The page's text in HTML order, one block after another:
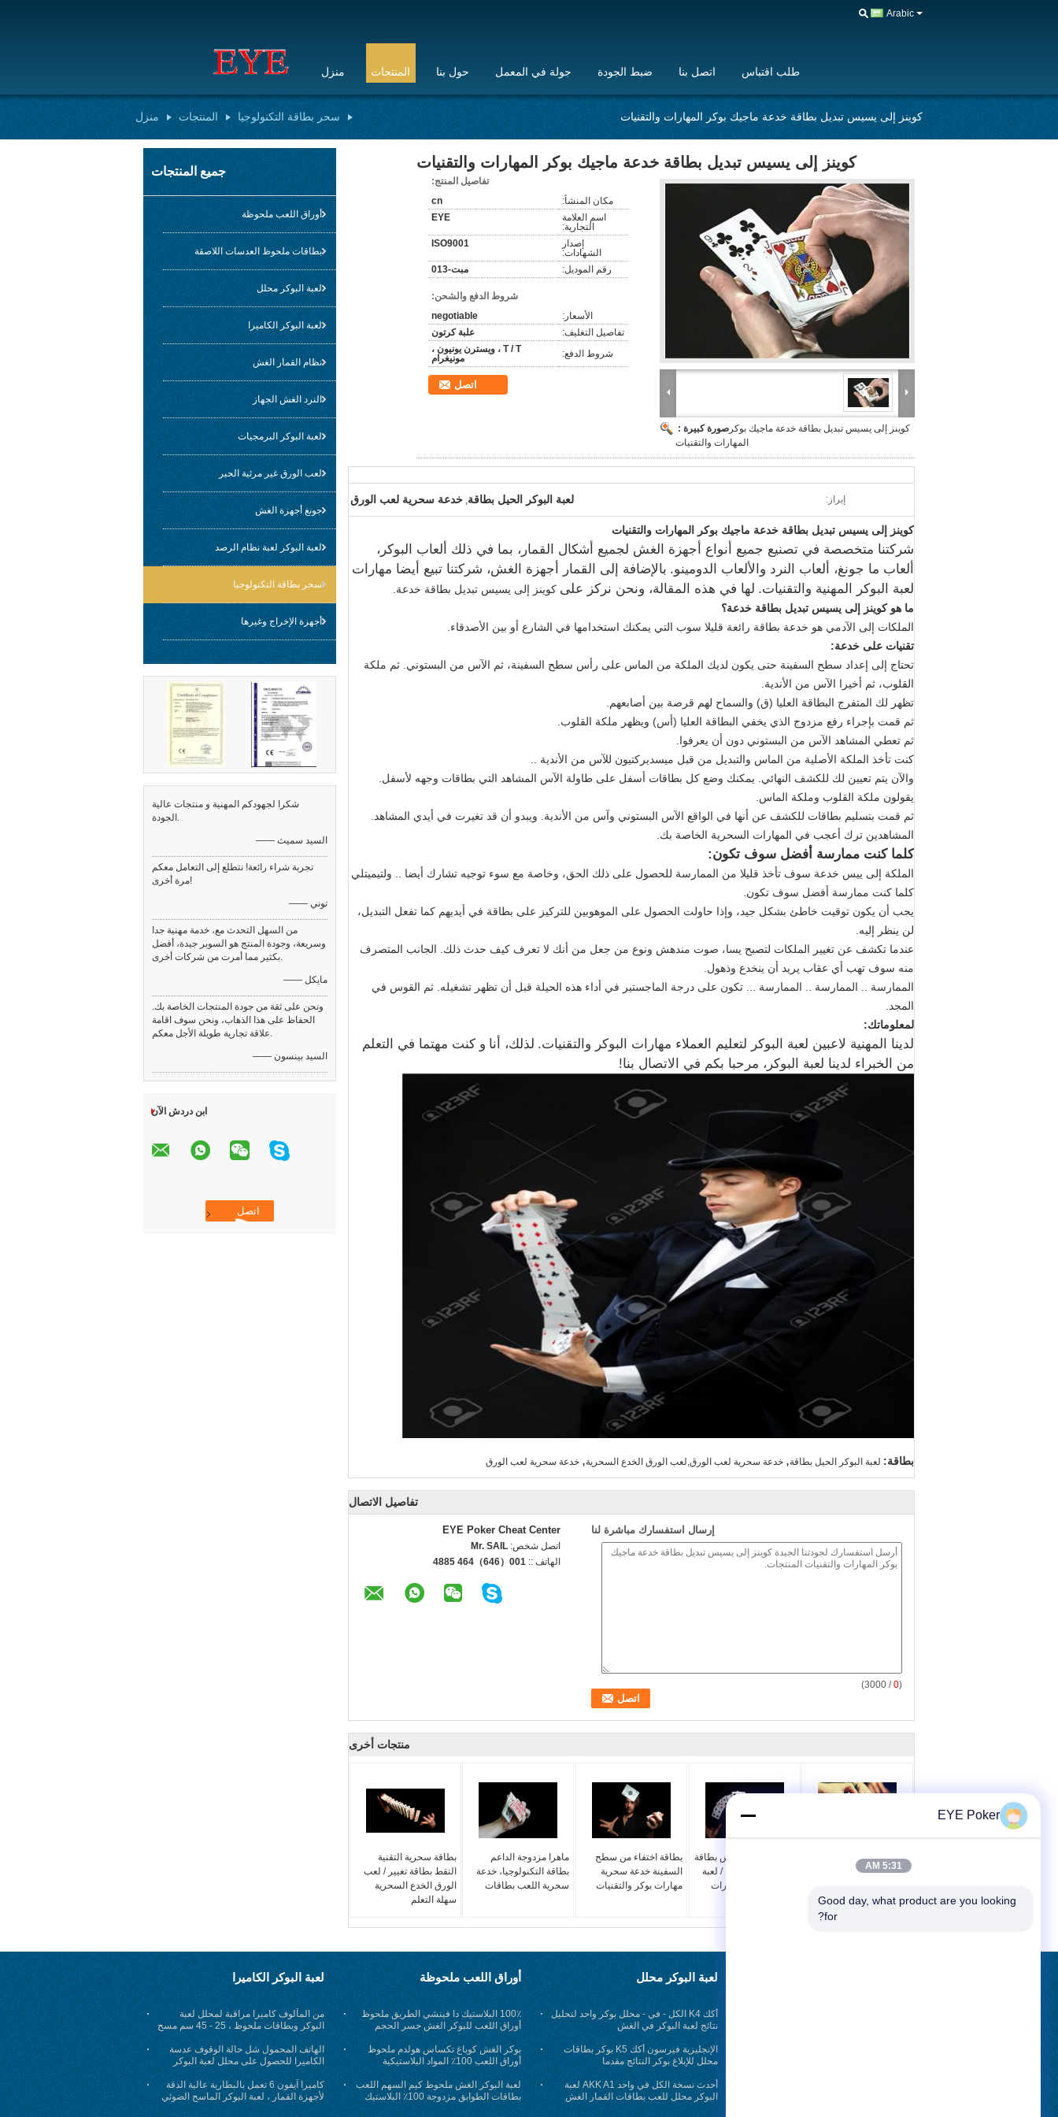
Arabic
منزل المنتجات حول بنا جولة في المعمل ضبط الجودة اتصل بنا طلب اقتباس
منزل المنتجات سحر بطاقة التكنولوجيا كوينز إلى يسيس تبديل بطاقة خدعة ماجيك بوكر المهارات والتقنيات
جميع المنتجات
أوراق اللعب ملحوظة
بطاقات ملحوظ العدسات اللاصقة
لعبة البوكر محلل
لعبة البوكر الكاميرا
نظام القمار الغش
النرد الغش الجهاز
لعبة البوكر البرمجيات
لعب الورق غير مرئية الحبر
جونغ أجهزة الغش
لعبة البوكر لعبة نظام الرصد
سحر بطاقة التكنولوجيا
أجهزة الإخراج وغيرها
شكرا لجهودكم المهنية و منتجات عالية
الجودة.
—— السيد سميث
تجربة شراء رائعة! نتطلع إلى التعامل معكم
مرة أخرى!
—— توني
من السهل التحدث مع، خدمة مهنية جدا
وسريعة، وجودة المنتج هو السوبر جيدة، أفضل
بكثير مما أمرت من شركات أخرى.
—— مايكل
ونحن على ثقة من جودة المنتجات الخاصة بك.
الحفاظ على هذا الذهاب، ونحن سوف اقامة
علاقة تجارية طويلة الأجل معكم.
—— السيد بينسون
ابن دردش الآن
كوينز إلى يسيس تبديل بطاقة خدعة ماجيك بوكر المهارات والتقنيات
صورة كبيرة : كوينز إلى يسيس تبديل بطاقة خدعة ماجيك بوكر
المهارات والتقنيات
تفاصيل المنتج:
مكان المنشأ:
cn
اسم العلامة
التجارية:
EYE
إصدار
الشهادات:
ISO9001
رقم الموديل: مبت-013
شروط الدفع والشحن:
الأسعار:
negotiable
تفاصيل التغليف:
علبة كرتون
شروط الدفع:
T / T ، ويسترن يونيون ،
مونيغرام
اتصل
إبراز: لعبة البوكر الحيل بطاقة, خدعة سحرية لعب الورق
كوينز إلى يسيس تبديل بطاقة خدعة ماجيك بوكر المهارات والتقنيات
شركتنا متخصصة في تصنيع جميع أنواع أجهزة الغش لجميع أشكال القمار، بما في ذلك ألعاب البوكر،
ألعاب ما جونغ، ألعاب النرد والألعاب الدومينو. بالإضافة إلى القمار أجهزة الغش، شركتنا تبيع أيضا مهارات
لعبة البوكر المهنية والتقنيات. لها في هذه المقالة، ونحن نركز على كوينز إلى يسيس تبديل بطاقة خدعة.
ما هو كوينز إلى يسيس تبديل بطاقة خدعة؟
الملكات إلى الآدمي هو خدعة بطاقة رائعة قليلا سوب التي يمكنك استخدامها في الشارع أو بين الأصدقاء.
تقنيات على خدعة:
تحتاج إلى إعداد سطح السفينة حتى يكون لديك الملكة من الماس على رأس سطح السفينة، ثم الآس من البستوني. ثم ملكة
القلوب، ثم أخيرا الآس من الأندية.
تظهر لك المتفرج البطاقة العليا (ق) والسماح لهم قرصة بين أصابعهم.
ثم قمت بإجراء رفع مزدوج الذي يخفي البطاقة العليا (أس) ويظهر ملكة القلوب.
ثم تعطي المشاهد الآس من البستوني دون أن يعرفوا.
كنت تأخذ الملكة الأصلية من الماس والتبديل من قبل ميسديركتيون للآس من الأندية ..
والآن يتم تعيين لك للكشف النهائي. يمكنك وضع كل بطاقات أسفل على طاولة الآس المشاهد التي بطاقات وجهه لأسفل.
يقولون ملكة القلوب وملكة الماس.
ثم قمت بتسليم بطاقات للكشف عن أنها في الواقع الآس البستوني وآس من الأندية. ويبدو أن قد تغيرت في أيدي المشاهد.
المشاهدين ترك أعجب في المهارات السحرية الخاصة بك.
كلما كنت ممارسة أفضل سوف تكون:
الملكة إلى ييس خدعة سوف تأخذ قليلا من الممارسة للحصول على ذلك الحق، وخاصة مع سوء توجيه تشارك أيضا .. ولتيميتلي
كلما كنت ممارسة أفضل سوف تكون.
يجب أن يكون توقيت خاطئ بشكل جيد، وإذا حاولت الحصول على الموهوبين للتركيز على بطاقة في أيديهم كما تفعل التبديل،
لن ينظر إليه.
عندما تكشف عن تغيير الملكات لتصبح يسا، صوت مندهش ونوع من جعل من أنك لا تعرف كيف حدث ذلك. الجانب المتصرف
منه سوف تهب أي عقاب يريد أن ينخدع وذهول.
الممارسة .. الممارسة .. الممارسة ... تكون على درجة الماجستير في أداء هذه الحيلة قبل أن تظهر تشغيله. ثم القوس في
المجد.
لمعلوماتك:
لدينا المهنية لاعبين لعبة البوكر لتعليم العملاء مهارات البوكر والتقنيات. لذلك، أنا و كنت مهتما في التعلم
من الخبراء لدينا لعبة البوكر، مرحبا بكم في الاتصال بنا!
بطاقة: لعبة البوكر الحيل بطاقة, خدعة سحرية لعب الورق,لعب الورق الخدع السحرية, خدعة سحرية لعب الورق
تفاصيل الاتصال
EYE Poker Cheat Center
اتصل شخص: Mr. SAIL
الهاتف :: 001（646）464 4885
إرسال استفسارك مباشرة لنا
(
0
/ 3000)
منتجات أخرى
بطاقة سحرية التقنية
التقط بطاقة تغيير / لعب
الورق الخدع السحرية
سهلة التعلم
ماهرا مزدوجة الداعم
بطاقة التكنولوجيا، خدعة
سحرية اللعب بطاقات
بطاقة اختفاء من سطح
السفينة خدعة سحرية
مهارات بوكر والتقنيات
المهنية أربعة يسيس بطاقة
سحرية التكنولوجيا / لعبة
البوكر الخدع المهارات
المهنية بطاقة ماجيك
المهارات التقنية صفعة
لعبة البوكر الكاميرا
من المألوف كاميرا مراقبة لمحلل لعبة
البوكر وبطاقات ملحوظ ، 25 - 45 سم مسح
المسافة
الهاتف المحمول شل حالة الوقوف عدسة
الكاميرا للحصول على محلل لعبة البوكر
كاميرا آيفون 6 تعمل بالبطارية عالية الدقة
لأجهزة القمار ، لعبة البوكر الماسح الضوئي
الغش
أوراق اللعب ملحوظة
100٪ البلاستيك دا فينشي الطريق ملحوظ
أوراق اللعب للبوكر الغش جسر الحجم
بوكر الغش كوباغ تكساس هولدم ملحوظ
أوراق اللعب 100٪ المواد البلاستيكية
لعبة البوكر الغش ملحوظ كيم السهم اللعب
بطاقات الطوابق مزدوجة 100٪ البلاستيك
لعبة البوكر محلل
أكك K4 الكل - في - محلل بوكر واحد لتحليل
نتائج لعبة البوكر في الغش
الإنجليزية فيرسون أكك K5 بوكر بطاقات
محلل للإبلاغ بوكر النتائج مقدما
أحدث نسخة الكل في واحد AKK A1 لعبة
البوكر محلل للعب بطاقات القمار الغش
EYE Poker
5:31 AM
Good day, what product are you looking
for?